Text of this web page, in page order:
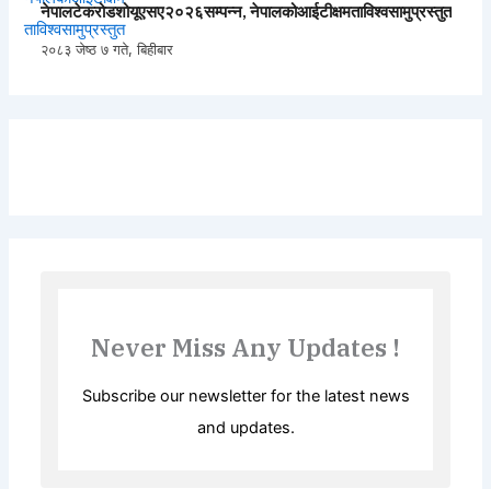
नेपालटेकरोडशोयूएसए२०२६सम्पन्न, नेपालकोआईटीक्षमताविश्वसामुप्रस्तुत
२०८३ जेष्ठ ७ गते, बिहीबार
Never Miss Any Updates !
Subscribe our newsletter for the latest news
and updates.